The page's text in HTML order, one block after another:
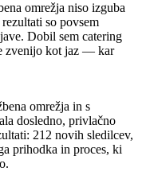
omrežja niso izguba
so povsem
Dobil sem catering
zvenijo kot jaz — kar
omrežja in s
dosledno, privlačno
212 novih sledilcev,
prihodka in proces, ki